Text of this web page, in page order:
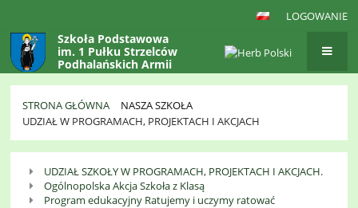
LOGOWANIE
Szkoła Podstawowa
im. 1 Pułku Strzelców
Podhalańskich Armii
Krajowej
w Gaboniu
STRONA GŁÓWNA
NASZA SZKOŁA
UDZIAŁ W PROGRAMACH, PROJEKTACH I AKCJACH
Programach,
UDZIAŁ SZKOŁY W PROGRAMACH, PROJEKTACH I AKCJACH.
Ogólnopolska Akcja Szkoła z Klasą
Program edukacyjny Ratujemy i uczymy ratować